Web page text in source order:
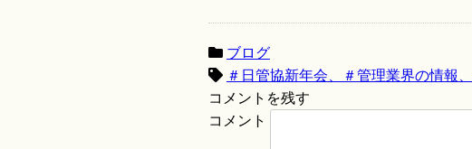
ブログ
＃日管協新年会、＃管理業界の情報
コメントを残す
コメント